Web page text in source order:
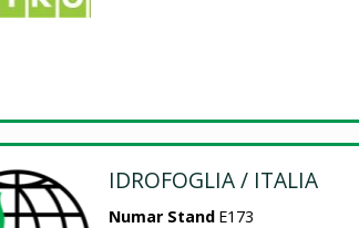
IDROFOGLIA / ITALIA
Numar Stand E173